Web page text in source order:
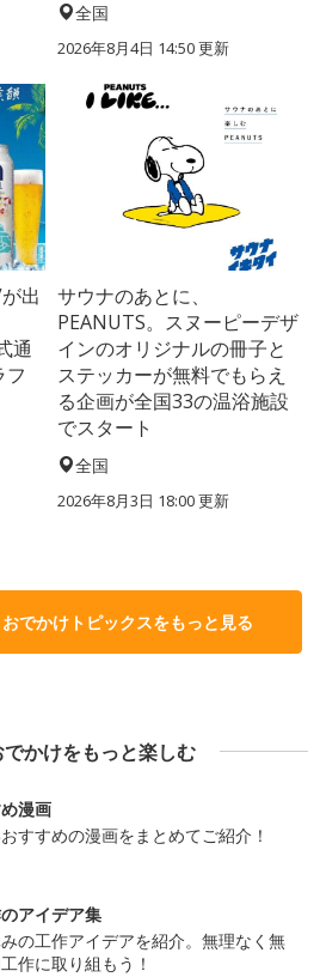
全国
2026年8月4日 14:50更新
出
通
フ
サウナのあとに、
PEANUTS。スヌーピーデザ
インのオリジナルの冊子と
ステッカーが無料でもらえ
る企画が全国33の温浴施設
でスタート
全国
2026年8月3日 18:00更新
でかけトピックスをもっと見る
かけをもっと楽しむ
漫画
すすめの漫画をまとめてご紹介！
アイデア集
の工作アイデアを紹介。無理なく無
作に取り組もう！